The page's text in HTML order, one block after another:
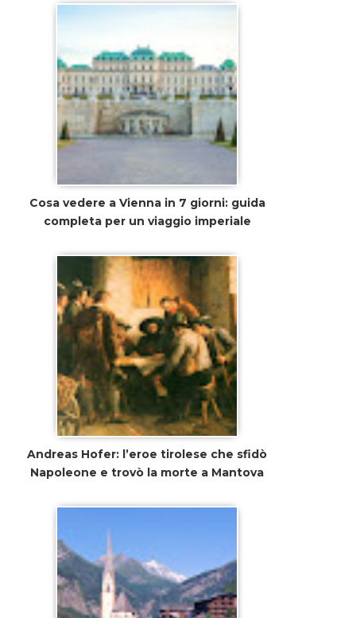
Cosa vedere a Vienna in 7 giorni: guida
completa per un viaggio imperiale
Andreas Hofer: l’eroe tirolese che sfidò
Napoleone e trovò la morte a Mantova